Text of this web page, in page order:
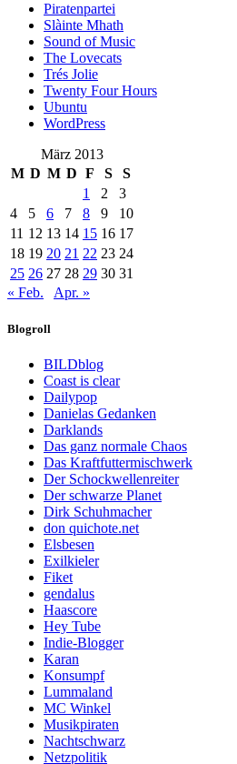
Piratenpartei
Slàinte Mhath
Sound of Music
The Lovecats
Trés Jolie
Twenty Four Hours
Ubuntu
WordPress
März 2013
M D M D F S
S
1
2
3
4
5 6 7 8 9
10
11 12 13 14 15 16 17
18 19 20 21 22 23 24
25 26 27 28 29 30 31
« Feb.
Apr. »
Blogroll
BILDblog
Coast is clear
Dailypop
Danielas Gedanken
Darklands
Das ganz normale Chaos
Das Kraftfuttermischwerk
Der Schockwellenreiter
Der schwarze Planet
Dirk Schuhmacher
don quichote.net
Elsbesen
Exilkieler
Fiket
gendalus
Haascore
Hey Tube
Indie-Blogger
Karan
Konsumpf
Lummaland
MC Winkel
Musikpiraten
Nachtschwarz
Netzpolitik